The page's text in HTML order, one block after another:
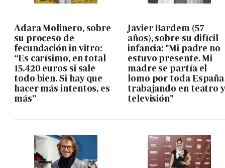
Adara Molinero, sobre
su proceso de
fecundación in vitro:
“Es carísimo, en total
15.420 euros si sale
todo bien. Si hay que
hacer más intentos, es
más”
Javier Bardem (57
años), sobre su difícil
infancia: "Mi padre no
estuvo presente. Mi
madre se partía el
lomo por toda España
trabajando en teatro
televisión"